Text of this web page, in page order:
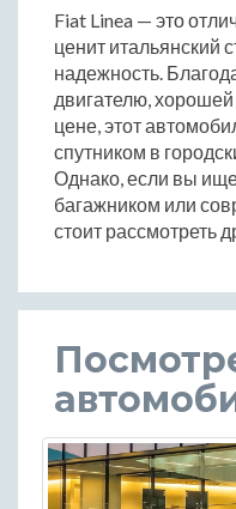
Fiat Linea — это
ценит итальянский
надежность.
двигателю,
цене, этот
спутником в
Однако, если вы
багажником или
стоит рассмотреть